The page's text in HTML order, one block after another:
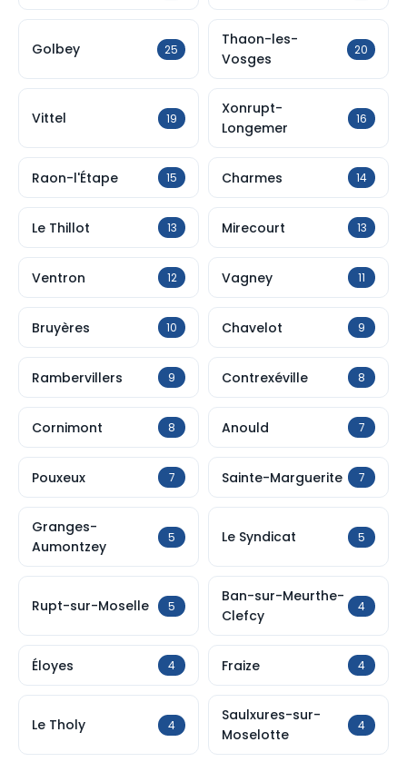
Golbey 25
Thaon-les-
Vosges
20
Vittel 19
Xonrupt-
Longemer
16
Raon-l'Étape 15 Charmes 14
Le Thillot 13 Mirecourt 13
Ventron 12 Vagney 11
Bruyères 10 Chavelot 9
Rambervillers 9 Contrexéville 8
Cornimont 8 Anould 7
Pouxeux 7 Sainte-Marguerite 7
Granges-
Aumontzey
5 Le Syndicat 5
Rupt-sur-Moselle 5
Ban-sur-Meurthe-
Clefcy
4
Éloyes 4 Fraize 4
Le Tholy 4
Saulxures-sur-
Moselotte
4